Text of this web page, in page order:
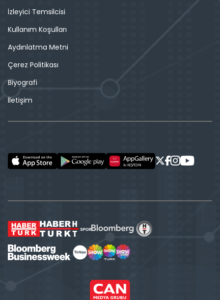
İzleyici Temsilcisi
Kullanım Koşulları
Aydınlatma Metni
Çerez Politikası
Biyografi
İletişim